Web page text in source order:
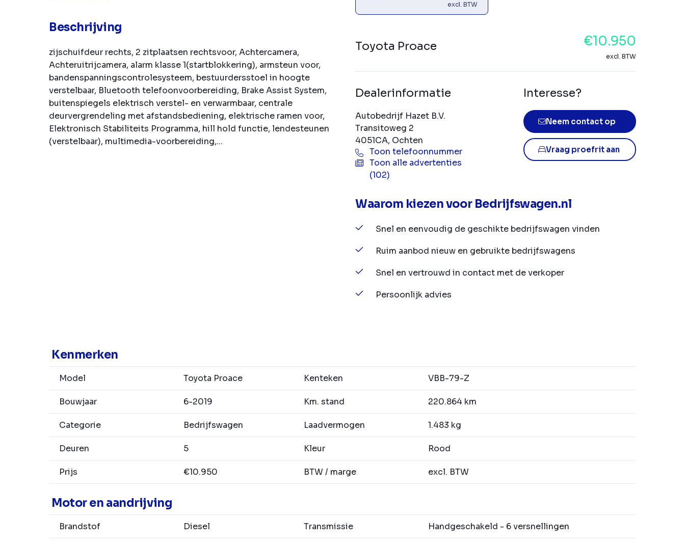
Beschrijving
zijschuifdeur rechts, 2 zitplaatsen rechtsvoor, Achtercamera,
Achteruitrijcamera, alarm klasse 1(startblokkering), armsteun voor,
bandenspanningscontrolesysteem, bestuurdersstoel in hoogte
verstelbaar, Bluetooth telefoonvoorbereiding, Brake Assist System,
buitenspiegels elektrisch verstel- en verwarmbaar, centrale
deurvergrendeling met afstandsbediening, elektrische ramen voor,
Elektronisch Stabiliteits Programma, hill hold functie, lendesteunen
(verstelbaar), multimedia-voorbereiding,...
excl. BTW
Toyota Proace €10.950
excl. BTW
Dealerinformatie
Autobedrijf Hazet B.V.
Transitoweg 2
4051CA, Ochten
Toon telefoonnummer
Toon alle advertenties
(102)
Interesse?
Neem contact op
Vraag proefrit aan
Waarom kiezen voor Bedrijfswagen.nl
Snel en eenvoudig de geschikte bedrijfswagen vinden
Ruim aanbod nieuw en gebruikte bedrijfswagens
Snel en vertrouwd in contact met de verkoper
Persoonlijk advies
Kenmerken
Model Toyota Proace Kenteken VBB-79-Z
Bouwjaar 6-2019 Km. stand 220.864 km
Categorie Bedrijfswagen Laadvermogen 1.483 kg
Deuren 5 Kleur Rood
Prijs €10.950 BTW / marge excl. BTW
Motor en aandrijving
Brandstof Diesel Transmissie Handgeschakeld - 6 versnellingen